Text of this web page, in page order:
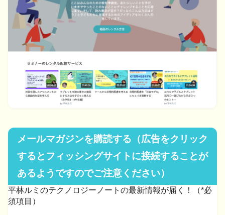
メールマガジンを購読する（広告をクリック
するとフィッシングサイトに接続することが
あるようですのでご注意ください）
平林ルミのテクノロジーノートの最新情報が届く！（*必
須項目）